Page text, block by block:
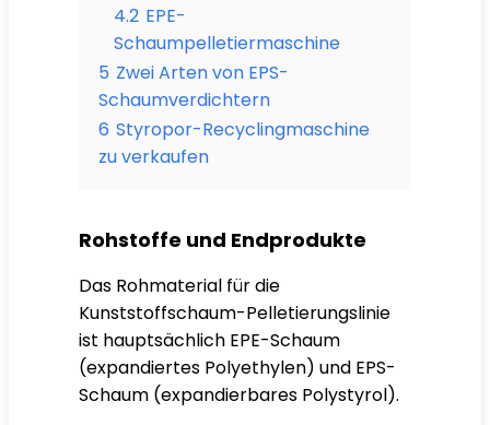
4.2 EPE-
Schaumpelletiermaschine
5 Zwei Arten von EPS-
Schaumverdichtern
6 Styropor-Recyclingmaschine
zu verkaufen
Rohstoffe und Endprodukte
Das Rohmaterial für die
Kunststoffschaum-Pelletierungslinie
ist hauptsächlich EPE-Schaum
(expandiertes Polyethylen) und EPS-
Schaum (expandierbares Polystyrol).